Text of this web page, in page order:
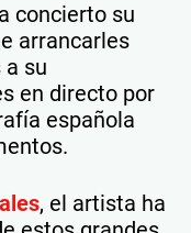
concierto su
arrancarles
a su
en directo por
española
, el artista ha